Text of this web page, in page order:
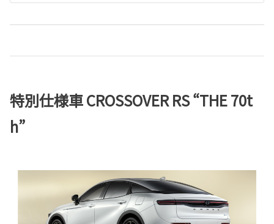
特別仕様車 CROSSOVER RS “THE 70t
h”